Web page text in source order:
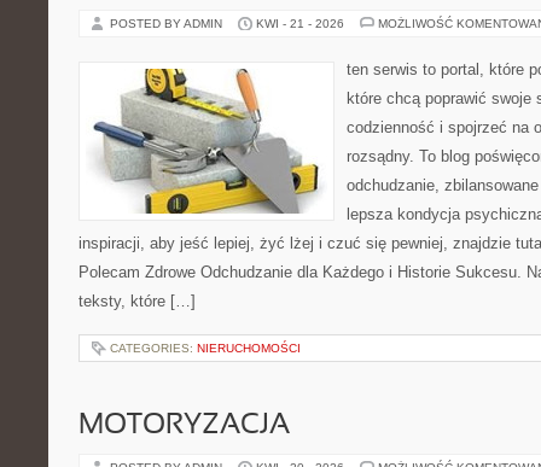
POSTED BY ADMIN KWI - 21 - 2026 MOŻLIWOŚĆ
ten serwis to portal, które
które chcą poprawić swoje
codzienność i spojrzeć na
rozsądny. To blog
odchudzanie,
lepsza kondycja
inspiracji, aby jeść lepiej, żyć lżej i czuć się pewniej, znajdzie
Polecam Zdrowe Odchudzanie dla Każdego i Historie Sukcesu.
teksty, które […]
CATEGORIES: NIERUCHOMOŚCI
MOTORYZACJA